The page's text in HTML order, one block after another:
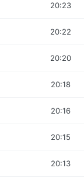
20:23
20:22
20:20
20:18
20:16
20:15
20:13